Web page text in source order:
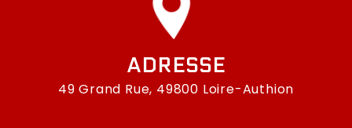
ADRESSE
49 Grand Rue, 49800 Loire-Authion